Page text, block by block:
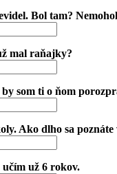
Bol tam?
mal raňajky?
som ti o ňom
Ako dlho sa poznáte
učím už 6 rokov.